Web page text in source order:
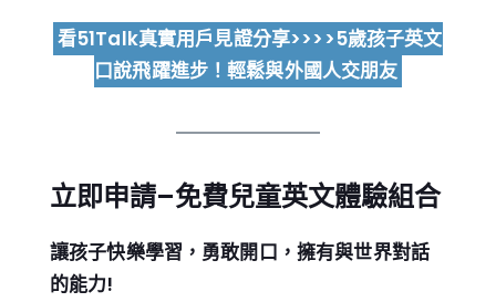
看51Talk真實用戶見證分享>>>>5歲孩子英文
口說飛躍進步！輕鬆與外國人交朋友
立即申請–免費兒童英文體驗組合
讓孩子快樂學習，勇敢開口，擁有與世界對話
的能力!